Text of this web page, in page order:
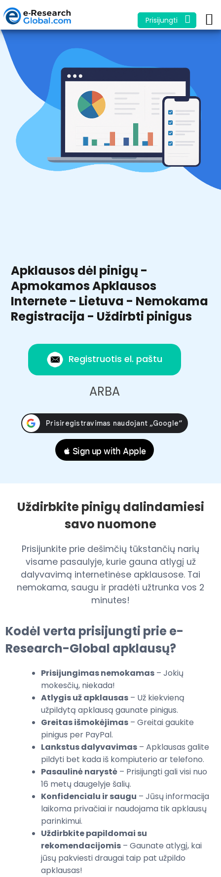
Prisijungti
Apklausos dėl pinigų -
Apmokamos Apklausos
Internete - Lietuva - Nemokama
Registracija - Uždirbti pinigus
Registruotis el. paštu
ARBA
 Sign up with Apple
Uždirbkite pinigų dalindamiesi
savo nuomone
Prisijunkite prie dešimčių tūkstančių narių
visame pasaulyje, kurie gauna atlygį už
dalyvavimą internetinėse apklausose. Tai
nemokama, saugu ir pradėti užtrunka vos 2
minutes!
Kodėl verta prisijungti prie e-
Research-Global apklausų?
Prisijungimas nemokamas – Jokių
mokesčių, niekada!
Atlygis už apklausas – Už kiekvieną
užpildytą apklausą gaunate pinigus.
Greitas išmokėjimas – Greitai gaukite
pinigus per PayPal.
Lankstus dalyvavimas – Apklausas galite
pildyti bet kada iš kompiuterio ar telefono.
Pasaulinė narystė – Prisijungti gali visi nuo
16 metų daugelyje šalių.
Konfidencialu ir saugu – Jūsų informacija
laikoma privačiai ir naudojama tik apklausų
parinkimui.
Uždirbkite papildomai su
rekomendacijomis – Gaunate atlygį, kai
jūsų pakviesti draugai taip pat užpildo
apklausas!